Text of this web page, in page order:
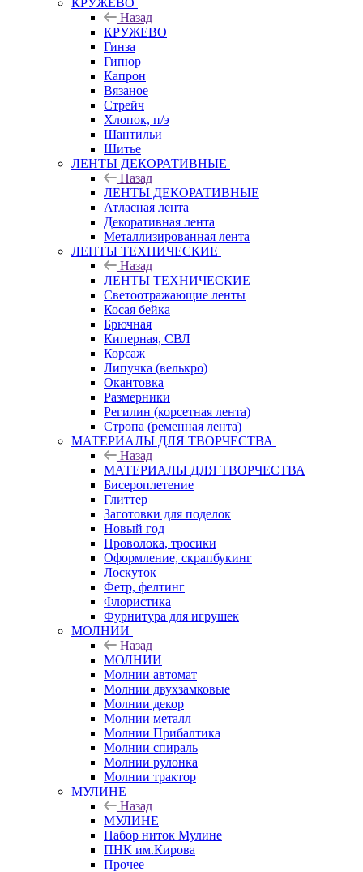
КРУЖЕВО
Назад
КРУЖЕВО
Гинза
Гипюр
Капрон
Вязаное
Стрейч
Хлопок, п/э
Шантильи
Шитье
ЛЕНТЫ ДЕКОРАТИВНЫЕ
Назад
ЛЕНТЫ ДЕКОРАТИВНЫЕ
Атласная лента
Декоративная лента
Металлизированная лента
ЛЕНТЫ ТЕХНИЧЕСКИЕ
Назад
ЛЕНТЫ ТЕХНИЧЕСКИЕ
Светоотражающие ленты
Косая бейка
Брючная
Киперная, СВЛ
Корсаж
Липучка (велькро)
Окантовка
Размерники
Регилин (корсетная лента)
Стропа (ременная лента)
МАТЕРИАЛЫ ДЛЯ ТВОРЧЕСТВА
Назад
МАТЕРИАЛЫ ДЛЯ ТВОРЧЕСТВА
Бисероплетение
Глиттер
Заготовки для поделок
Новый год
Проволока, тросики
Оформление, скрапбукинг
Лоскуток
Фетр, фелтинг
Флористика
Фурнитура для игрушек
МОЛНИИ
Назад
МОЛНИИ
Молнии автомат
Молнии двухзамковые
Молнии декор
Молнии металл
Молнии Прибалтика
Молнии спираль
Молнии рулонка
Молнии трактор
МУЛИНЕ
Назад
МУЛИНЕ
Набор ниток Мулине
ПНК им.Кирова
Прочее